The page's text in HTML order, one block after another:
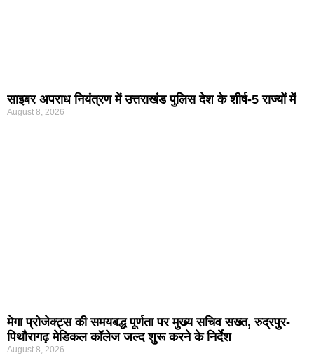
साइबर अपराध नियंत्रण में उत्तराखंड पुलिस देश के शीर्ष-5 राज्यों में
August 8, 2026
मेगा प्रोजेक्ट्स की समयबद्ध पूर्णता पर मुख्य सचिव सख्त, रुद्रपुर-
पिथौरागढ़ मेडिकल कॉलेज जल्द शुरू करने के निर्देश
August 8, 2026